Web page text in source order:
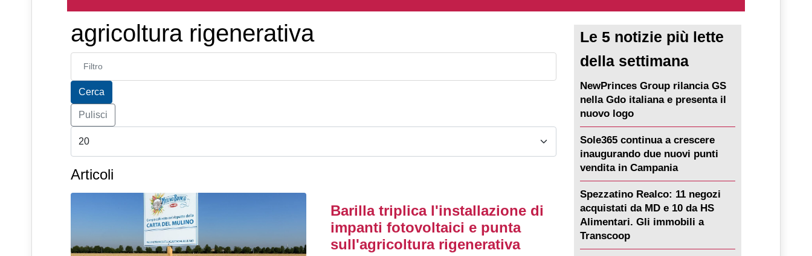
agricoltura rigenerativa
Inserisci parte del titolo
Cerca
Pulisci
Articoli
Barilla triplica l'installazione di
impanti fotovoltaici e punta
sull'agricoltura rigenerativa
Le 5 notizie più lette
della settimana
NewPrinces Group rilancia GS
nella Gdo italiana e presenta il
nuovo logo
Sole365 continua a crescere
inaugurando due nuovi punti
vendita in Campania
Spezzatino Realco: 11 negozi
acquistati da MD e 10 da HS
Alimentari. Gli immobili a
Transcoop